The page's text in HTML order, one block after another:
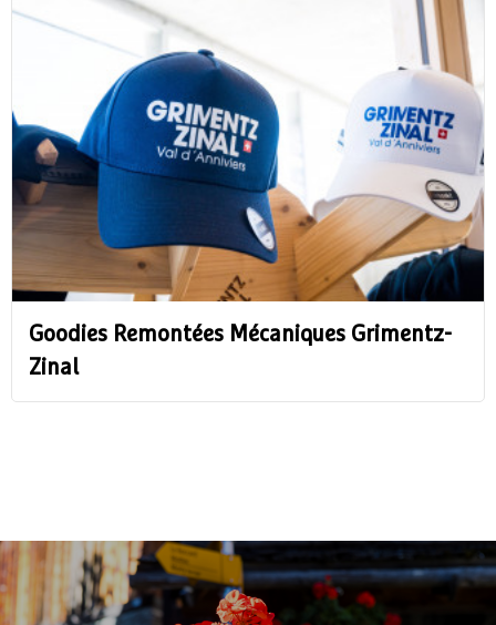
Goodies Remontées Mécaniques Grimentz-
Zinal